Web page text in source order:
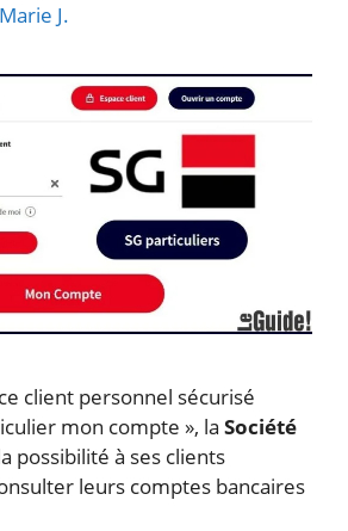
Marie J.
client personnel sécurisé
mon compte », la Société
possibilité à ses clients
leurs comptes bancaires